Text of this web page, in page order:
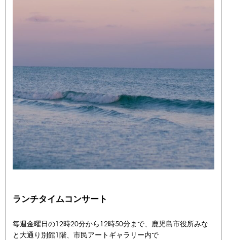
ランチタイムコンサート
毎週金曜日の12時20分から12時50分まで、鹿児島市役所みな
と大通り別館1階、市民アートギャラリー内で